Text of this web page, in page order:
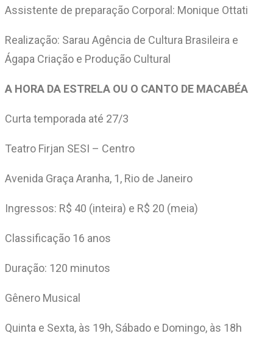
Assistente de preparação Corporal: Monique Ottati
Realização: Sarau Agência de Cultura Brasileira e
Ágapa Criação e Produção Cultural
A HORA DA ESTRELA OU O CANTO DE MACABÉA
Curta temporada até 27/3
Teatro Firjan SESI – Centro
Avenida Graça Aranha, 1, Rio de Janeiro
Ingressos: R$ 40 (inteira) e R$ 20 (meia)
Classificação 16 anos
Duração: 120 minutos
Gênero Musical
Quinta e Sexta, às 19h, Sábado e Domingo, às 18h